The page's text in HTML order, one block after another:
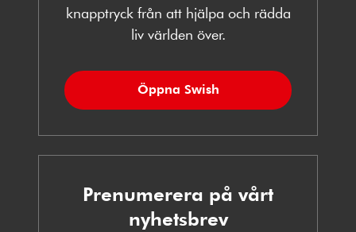
knapptryck från att hjälpa och rädda
liv världen över.
Öppna Swish
Prenumerera på vårt
nyhetsbrev